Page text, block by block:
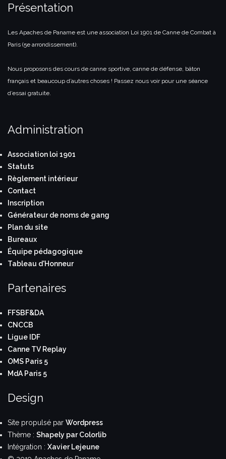
Présentation
Les Apaches de Paname est une association Loi 1901 de Canne de Combat à
Paris (5e arrondissement).
Nous proposons des cours de canne sportive, canne de défense, bâton
français et beaucoup d’autres choses ! Passez nous voir pour une séance
d’essai gratuite.
Administration
Association loi 1901
Statuts
Règlement intérieur
Contact
Inscription
Générateur de noms de gang
Plan du site
Bureaux
Équipe pédagogique
Tableau d'Honneur
Partenaires
FFSBF&DA
CNCCB
Ligue IDF
Canne TV Replay
OMS Paris 5
MdA Paris 5
Design
Site propulsé par Wordpress
Thème : Shapely par Colorlib
Intégration : Xavier Lejeune